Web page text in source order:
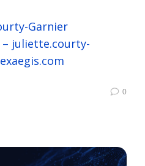
Garnier
juliette.courty-
0